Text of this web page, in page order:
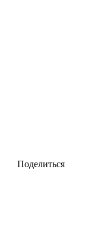
Поделиться